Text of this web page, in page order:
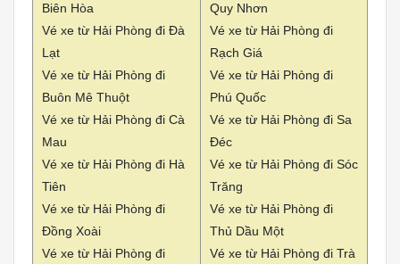
Biên Hòa
Vé xe từ Hải Phòng đi Đà
Lạt
Vé xe từ Hải Phòng đi
Buôn Mê Thuột
Vé xe từ Hải Phòng đi Cà
Mau
Vé xe từ Hải Phòng đi Hà
Tiên
Vé xe từ Hải Phòng đi
Đồng Xoài
Vé xe từ Hải Phòng đi
Quy Nhơn
Vé xe từ Hải Phòng đi
Rạch Giá
Vé xe từ Hải Phòng đi
Phú Quốc
Vé xe từ Hải Phòng đi Sa
Đéc
Vé xe từ Hải Phòng đi Sóc
Trăng
Vé xe từ Hải Phòng đi
Thủ Dầu Một
Vé xe từ Hải Phòng đi Trà